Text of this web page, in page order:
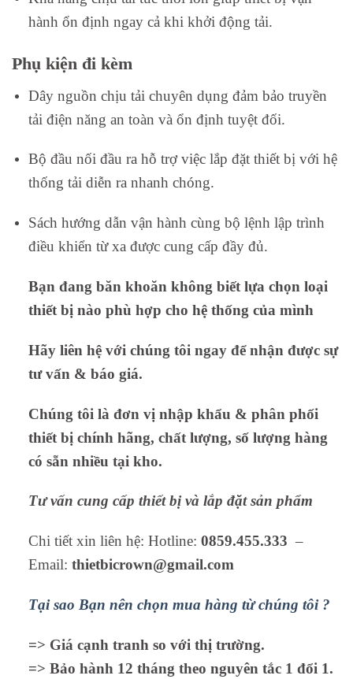
hành ổn định ngay cả khi khởi động tải.
Phụ kiện đi kèm
Dây nguồn chịu tải chuyên dụng đảm bảo truyền
tải điện năng an toàn và ổn định tuyệt đối.
Bộ đầu nối đầu ra hỗ trợ việc lắp đặt thiết bị với hệ
thống tải diễn ra nhanh chóng.
Sách hướng dẫn vận hành cùng bộ lệnh lập trình
điều khiển từ xa được cung cấp đầy đủ.
Bạn đang băn khoăn không biết lựa chọn loại
thiết bị nào phù hợp cho hệ thống của mình
Hãy liên hệ với chúng tôi ngay để nhận được sự
tư vấn & báo giá.
Chúng tôi là đơn vị nhập khẩu & phân phối
thiết bị chính hãng, chất lượng, số lượng hàng
có sẵn nhiều tại kho.
Tư vấn cung cấp thiết bị và lắp đặt sản phẩm
Chi tiết xin liên hệ: Hotline: 0859.455.333 –
Email: thietbicrown@gmail.com
Tại sao Bạn nên chọn mua hàng từ chúng tôi ?
=> Giá cạnh tranh so với thị trường.
=> Bảo hành 12 tháng theo nguyên tắc 1 đổi 1.